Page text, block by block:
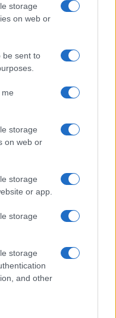
storage
on web or
be sent to
storage
on web or
storage
or app.
storage
storage
and other
son…
mensaje
euros
de texto…